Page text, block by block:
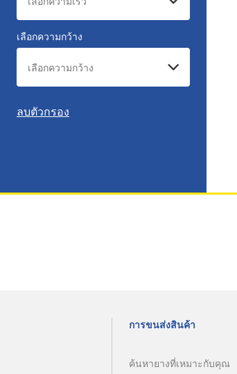
เลือกความกว้าง
ลบตัวกรอง
การขนส่งสินค้า
ค้นหายางที่เหมาะกับคุณ